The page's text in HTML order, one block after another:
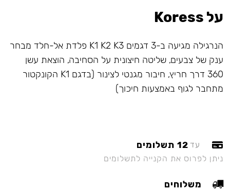
על Koress
הנרגילה מגיעה ב-3 דגמים K1 K2 K3 פלדת אל-חלד מבחר
ענק של צבעים, שליטה חיצונית על הסחיבה, הוצאת עשן
360 דרך חריץ, חיבור מגנטי לצינור (בדגם K1 הקונקטור
מתחבר לגוף באמצעות חיכוך)
עד 12 תשלומים
ניתן לפרוס את הקנייה לתשלומים
משלוחים